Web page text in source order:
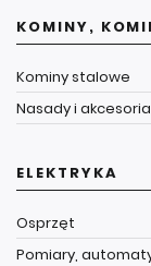
KOMINY,
Kominy stalowe
Nasady i akcesoria
ELEKTRYKA
Osprzęt
Pomiary,